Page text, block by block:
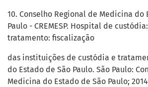
10. Conselho Regional de Medicina do
Paulo - CREMESP. Hospital de
tratamento: fiscalização
das instituições de custódia e
do Estado de São Paulo. São Paulo:
Medicina do Estado de São Paulo;